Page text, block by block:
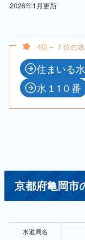
2026年1月更新
4位～７位の水
住まいる
水１1０番
京都府亀岡市
水道局名